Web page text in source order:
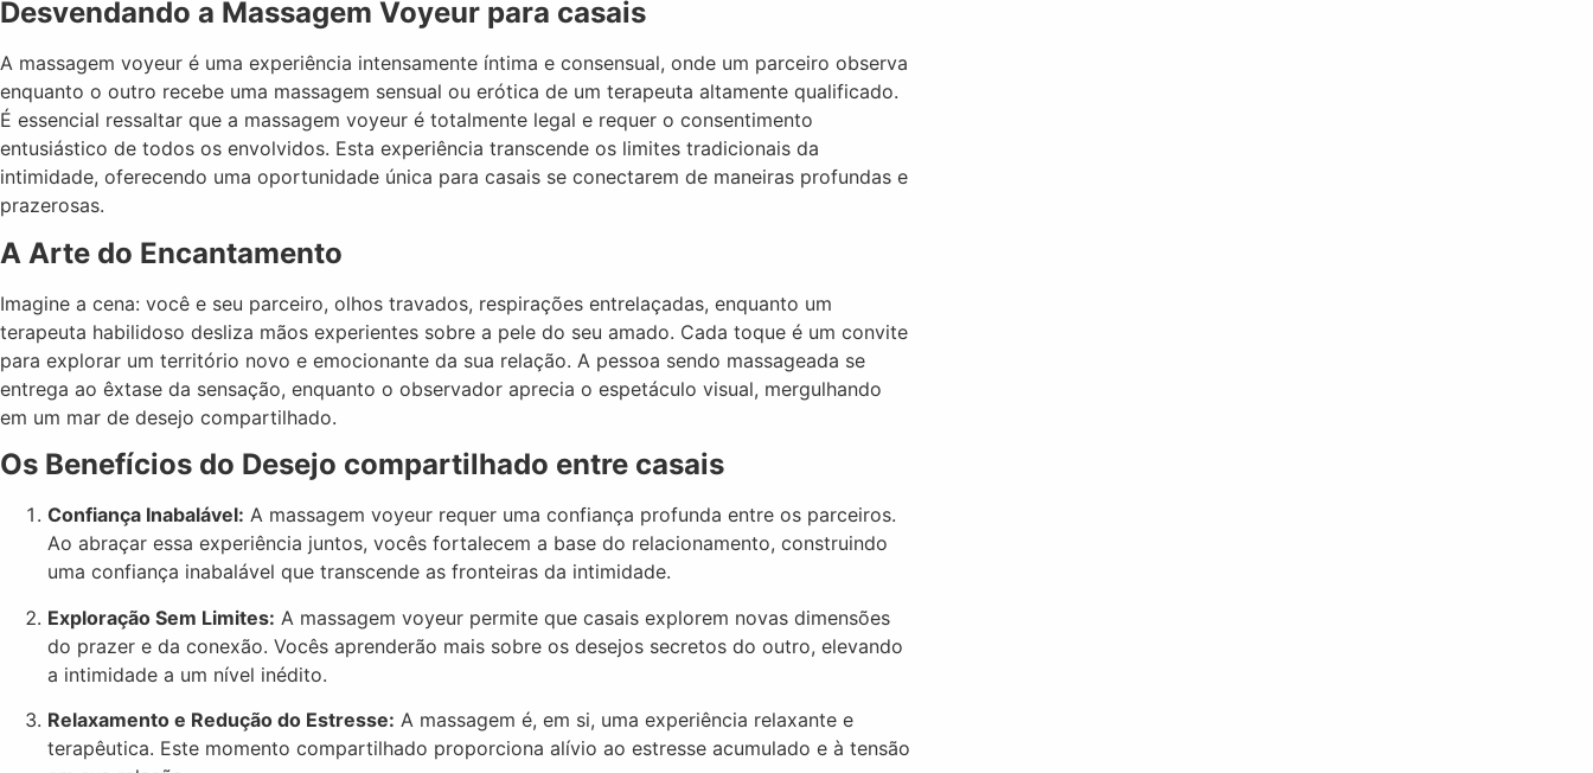
Desvendando a Massagem Voyeur para casais
A massagem voyeur é uma experiência intensamente íntima e consensual, onde um parceiro observa
enquanto o outro recebe uma massagem sensual ou erótica de um terapeuta altamente qualificado.
É essencial ressaltar que a massagem voyeur é totalmente legal e requer o consentimento
entusiástico de todos os envolvidos. Esta experiência transcende os limites tradicionais da
intimidade, oferecendo uma oportunidade única para casais se conectarem de maneiras profundas e
prazerosas.
A Arte do Encantamento
Imagine a cena: você e seu parceiro, olhos travados, respirações entrelaçadas, enquanto um
terapeuta habilidoso desliza mãos experientes sobre a pele do seu amado. Cada toque é um convite
para explorar um território novo e emocionante da sua relação. A pessoa sendo massageada se
entrega ao êxtase da sensação, enquanto o observador aprecia o espetáculo visual, mergulhando
em um mar de desejo compartilhado.
Os Benefícios do Desejo compartilhado entre casais
Confiança Inabalável: A massagem voyeur requer uma confiança profunda entre os parceiros.
Ao abraçar essa experiência juntos, vocês fortalecem a base do relacionamento, construindo
uma confiança inabalável que transcende as fronteiras da intimidade.
Exploração Sem Limites: A massagem voyeur permite que casais explorem novas dimensões
do prazer e da conexão. Vocês aprenderão mais sobre os desejos secretos do outro, elevando
a intimidade a um nível inédito.
Relaxamento e Redução do Estresse: A massagem é, em si, uma experiência relaxante e
terapêutica. Este momento compartilhado proporciona alívio ao estresse acumulado e à tensão